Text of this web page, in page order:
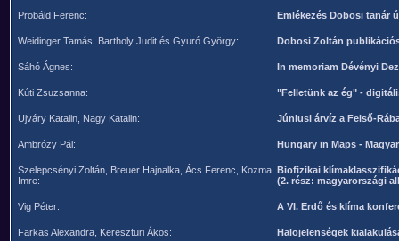
Probáld Ferenc: Emlékezés Dobosi tanár
Weidinger Tamás, Bartholy Judit és Gyuró György: Dobosi Zoltán
Sáhó Ágnes: In memoriam Dévényi
Kúti Zsuzsanna: "Felletünk az ég" -
Ujváry Katalin, Nagy Katalin: Júniusi árvíz a Felső-
Ambrózy Pál: Hungary in Maps -
Szelepcsényi Zoltán, Breuer Hajnalka, Ács Ferenc, Kozma
Imre:
Biofizikai
(2. rész: magyarországi
Vig Péter: A VI. Erdő és klíma
Farkas Alexandra, Kereszturi Ákos: Halojelenségek